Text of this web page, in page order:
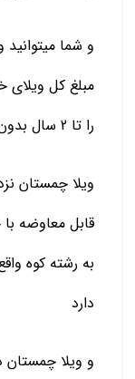
مبلغ کل ویلای
را تا 2 سال بدون بهره با چند فقره چک تسویه کنید
ویلا چمستان
قابل معاوضه
دارد
و ویلا چمستان